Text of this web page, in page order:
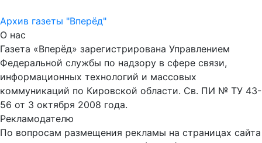
Архив газеты "Вперёд"
О нас
Газета «Вперёд» зарегистрирована Управлением
Федеральной службы по надзору в сфере связи,
информационных технологий и массовых
коммуникаций по Кировской области. Св. ПИ № ТУ 43-
56 от 3 октября 2008 года.
Рекламодателю
По вопросам размещения рекламы на страницах сайта